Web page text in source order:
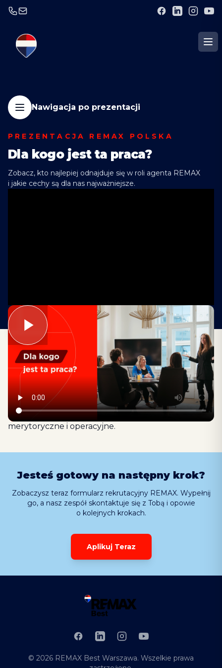
Nawigacja po prezentacji
PREZENTACJA REMAX POLSKA
Dla kogo jest ta praca?
Zobacz, kto najlepiej odnajduje się w roli agenta REMAX
i jakie cechy są dla nas najważniejsze.
Praca agenta REMAX jest dla osób, które chcą
pracować samodzielnie, ale w zespole. Szukamy
ludzi z nastawieniem na działania,
komunikatywnych, odpowiedzialnych i gotowych
uczyć się rynku nieruchomości. Nie musisz mieć
doświadczenia — zapewniamy wsparcie
merytoryczne i operacyjne.
Jesteś gotowy na następny krok?
Zobaczysz teraz formularz rekrutacyjny REMAX. Wypełnij
go, a nasz zespół skontaktuje się z Tobą i opowie
o kolejnych krokach.
Aplikuj Teraz
FacebookLinkedInInstagramYouTube
© 2026 REMAX Best Warszawa. Wszelkie prawa